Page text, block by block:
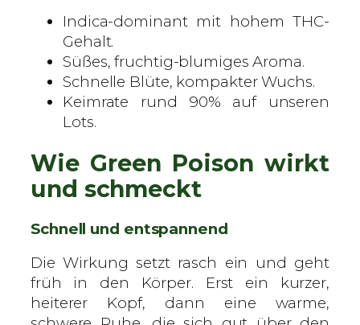
Indica-dominant mit hohem THC-
Gehalt.
Süßes, fruchtig-blumiges Aroma.
Schnelle Blüte, kompakter Wuchs.
Keimrate rund 90% auf unseren
Lots.
Wie Green Poison wirkt
und schmeckt
Schnell und entspannend
Die Wirkung setzt rasch ein und geht
früh in den Körper. Erst ein kurzer,
heiterer Kopf, dann eine warme,